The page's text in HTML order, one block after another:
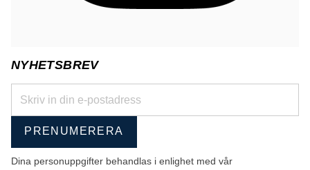
NYHETSBREV
PRENUMERERA
Dina personuppgifter behandlas i enlighet med vår